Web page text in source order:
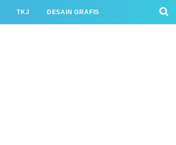
TKJ DESAIN GRAFIS